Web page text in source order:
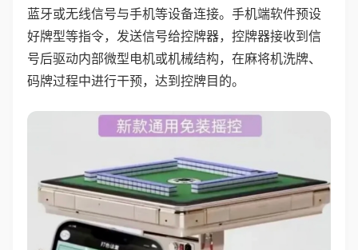
蓝牙或无线信号与手机等设备连接。手机端软件预设
好牌型等指令，发送信号给控牌器，控牌器接收到信
号后驱动内部微型电机或机械结构，在麻将机洗牌、
码牌过程中进行干预，达到控牌目的。